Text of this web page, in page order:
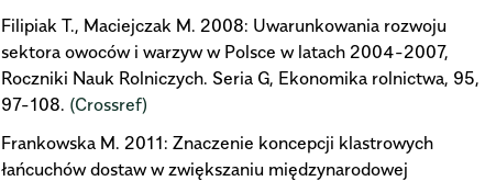
Filipiak T., Maciejczak M. 2008: Uwarunkowania rozwoju
sektora owoców i warzyw w Polsce w latach 2004-2007,
Roczniki Nauk Rolniczych. Seria G, Ekonomika rolnictwa, 95,
97-108. (Crossref)
Frankowska M. 2011: Znaczenie koncepcji klastrowych
łańcuchów dostaw w zwiększaniu międzynarodowej